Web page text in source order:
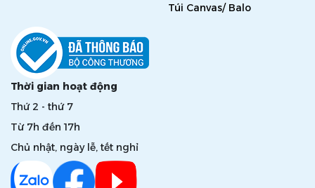
Túi Canvas/ Balo
Thời gian hoạt động
Thứ 2 - thứ 7
Từ 7h đến 17h
Chủ nhật, ngày lễ, tết nghỉ